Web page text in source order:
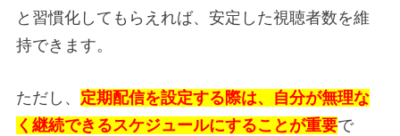
と習慣化してもらえれば、安定した視聴者数を維
持できます。
ただし、 定期配信を設定する際は、自分が無理な
く継続できるスケジュールにすることが重要で